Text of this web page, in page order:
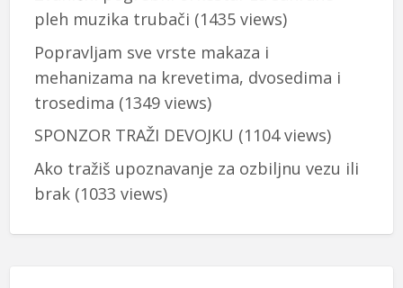
pleh muzika trubači (1435 views)
Popravljam sve vrste makaza i
mehanizama na krevetima, dvosedima i
trosedima (1349 views)
SPONZOR TRAŽI DEVOJKU (1104 views)
Ako tražiš upoznavanje za ozbiljnu vezu ili
brak(1033 views)